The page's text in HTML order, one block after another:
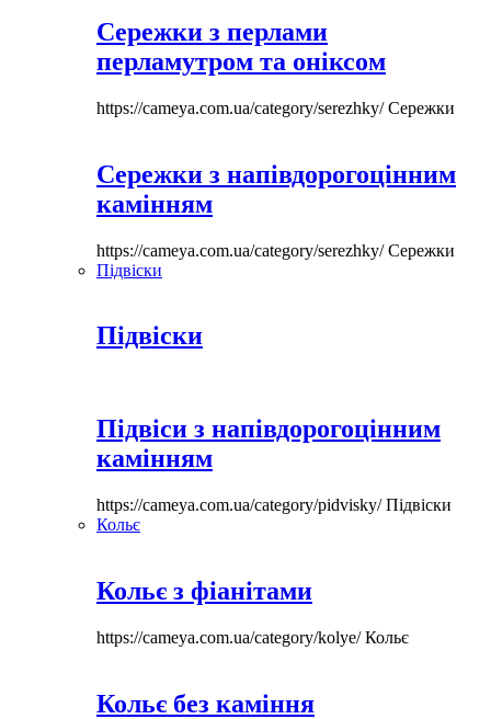
Сережки з перлами
перламутром та оніксом
https://cameya.com.ua/category/serezhky/Сережки
Сережки з напівдорогоцінним
камінням
https://cameya.com.ua/category/serezhky/Сережки
Підвіски
Підвіски
Підвіси з напівдорогоцінним
камінням
https://cameya.com.ua/category/pidvisky/Підвіски
Кольє
Кольє з фіанітами
https://cameya.com.ua/category/kolye/Кольє
Кольє без каміння